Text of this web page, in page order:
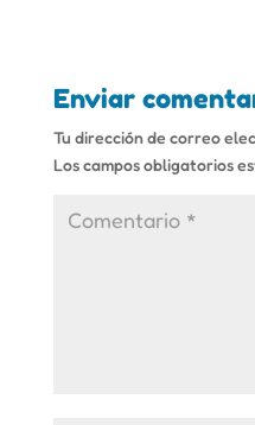
Enviar
Tu dirección de correo
Los campos obligatorios